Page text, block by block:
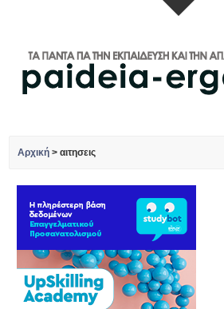
Αρχική >αιτησεις